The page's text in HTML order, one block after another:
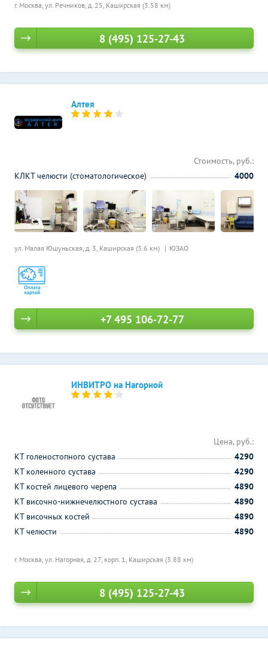
г. Москва, ул. Речников, д. 25, Каширская (3.58 км)
8 (495) 125-27-43
Алтея
ул. Малая Юшуньская, д. 3, Каширская (3.6 км) ЮЗАО
Стоимость, руб.:
КЛКТ челюсти (стоматологическое)
4000
+7 495 106-72-77
ИНВИТРО на Нагорной
г. Москва, ул. Нагорная, д. 27, корп. 1, Каширская (3.88 км)
Цена, руб.:
КТ голеностопного сустава
4290
КТ коленного сустава
4290
КТ костей лицевого черепа
4890
КТ височно-нижнечелюстного сустава
4890
КТ височных костей
4890
КТ челюсти
4890
8 (495) 125-27-43